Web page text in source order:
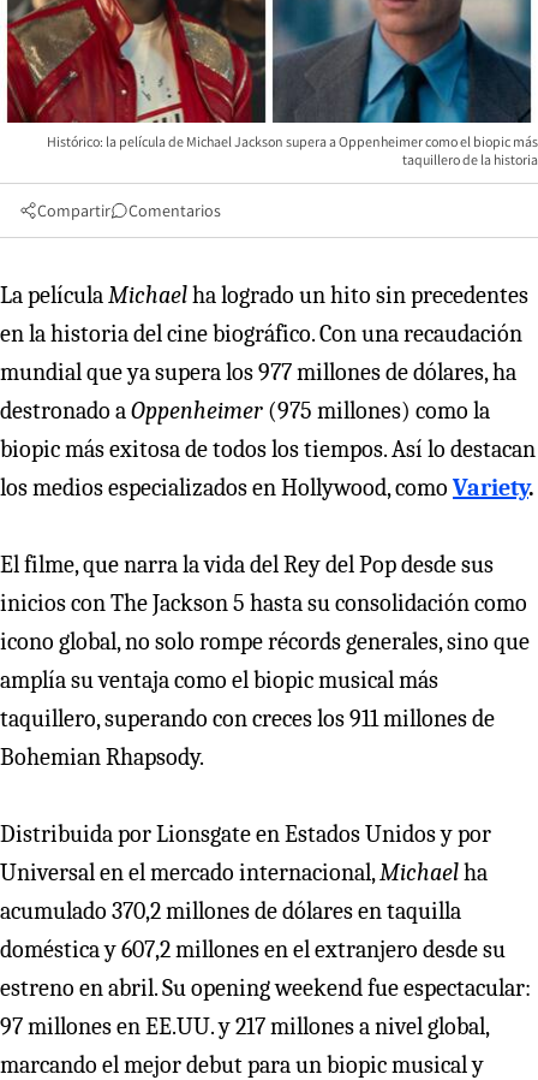
Histórico: la película de Michael Jackson supera a Oppenheimer como el biopic más
taquillero de la historia
Compartir Comentarios
La películaMichaelha logrado un hito sin precedentes
en la historia del cine biográfico. Con una recaudación
mundial que ya supera los 977 millones de dólares, ha
destronado aOppenheimer (975 millones) como la
biopic más exitosa de todos los tiempos. Así lo destacan
los medios especializados en Hollywood, como Variety.
El filme, que narra la vida del Rey del Pop desde sus
inicios con The Jackson 5 hasta su consolidación como
icono global, no solo rompe récords generales, sino que
amplía su ventaja como el biopic musical más
taquillero, superando con creces los 911 millones de
Bohemian Rhapsody.
Distribuida por Lionsgate en Estados Unidos y por
Universal en el mercado internacional,Michaelha
acumulado 370,2 millones de dólares en taquilla
doméstica y 607,2 millones en el extranjero desde su
estreno en abril. Su opening weekend fue espectacular:
97 millones en EE.UU. y 217 millones a nivel global,
marcando el mejor debut para un biopic musical y